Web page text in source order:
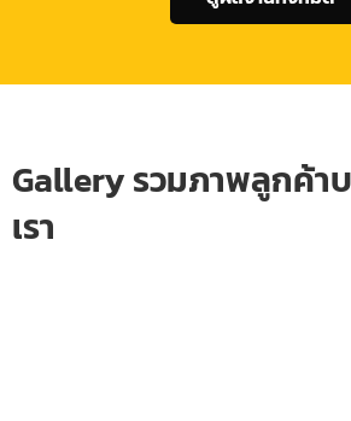
Gallery รวมภาพลูกค้า
เรา